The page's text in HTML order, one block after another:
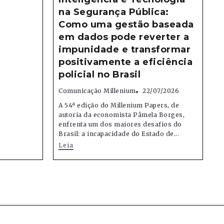
na Segurança Pública:
Como uma gestão baseada
em dados pode reverter a
impunidade e transformar
positivamente a eficiência
policial no Brasil
Comunicação Millenium
22/07/2026
A 54ª edição do Millenium Papers, de
autoria da economista Pâmela Borges,
enfrenta um dos maiores desafios do
Brasil: a incapacidade do Estado de...
Leia